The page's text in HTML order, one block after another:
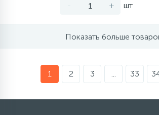
- + шт
Показать больше
1 2 3 ... 33